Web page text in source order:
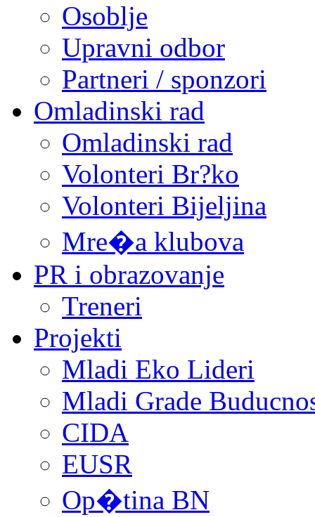
Osoblje
Upravni odbor
Partneri / sponzori
Omladinski rad
Omladinski rad
Volonteri Br?ko
Volonteri Bijeljina
Mre�a klubova
PR i obrazovanje
Treneri
Projekti
Mladi Eko Lideri
Mladi Grade
CIDA
EUSR
Op�tina BN